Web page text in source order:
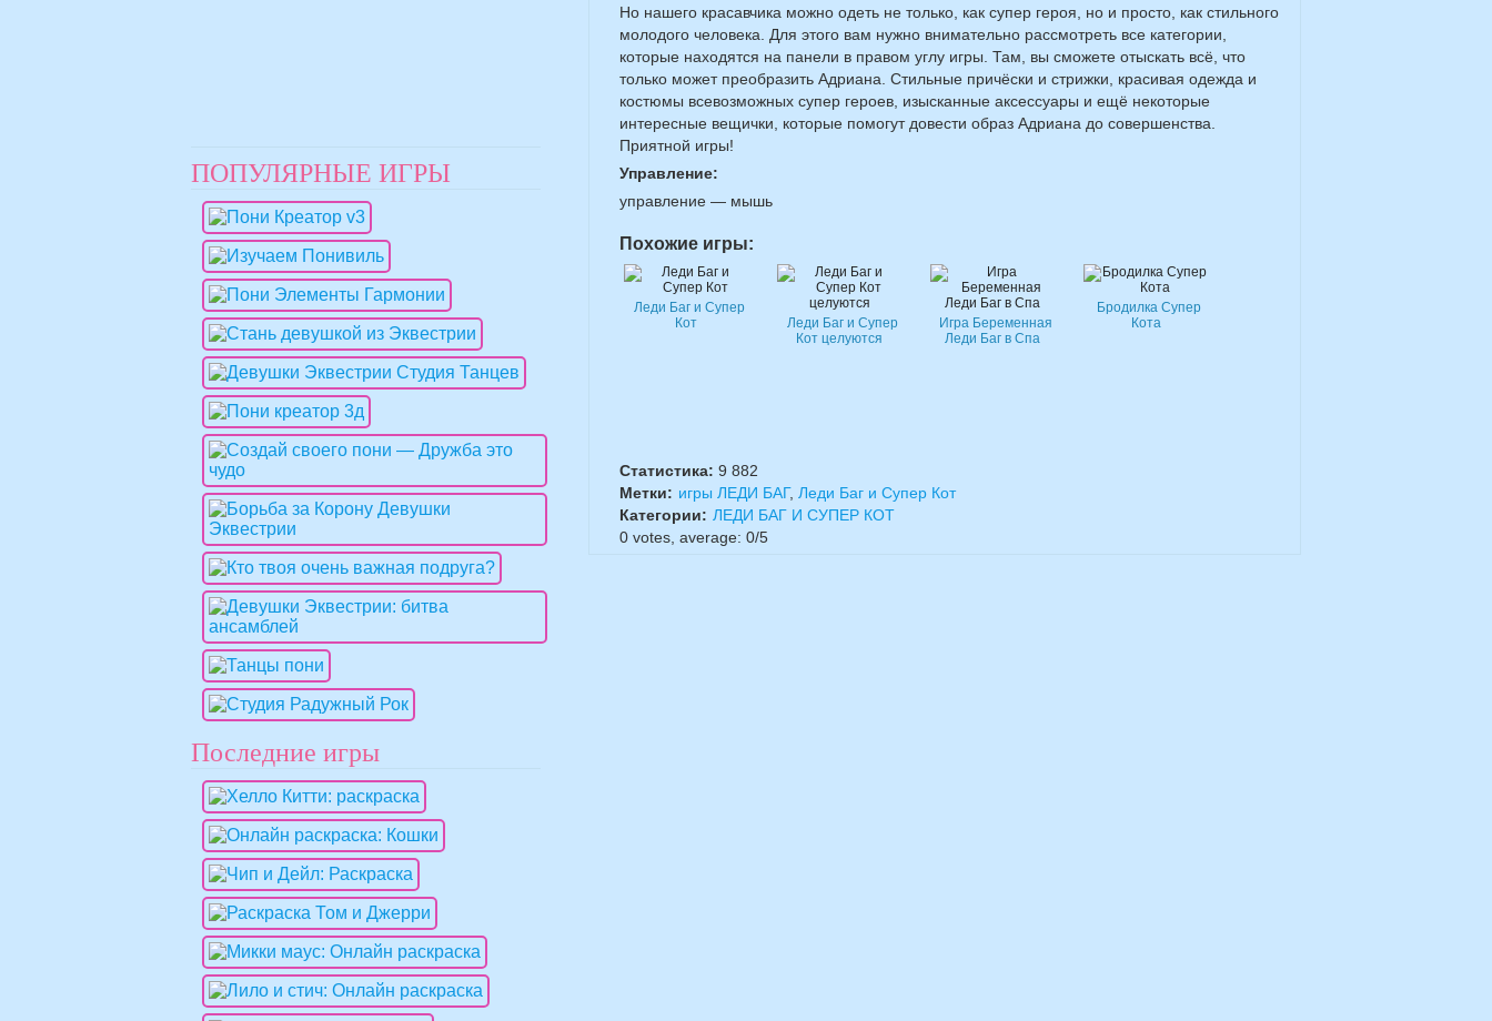
Но нашего красавчика можно одеть не только, как супер героя, но и просто, как стильного
молодого человека. Для этого вам нужно внимательно рассмотреть все категории,
которые находятся на панели в правом углу игры. Там, вы сможете отыскать всё, что
только может преобразить Адриана. Стильные причёски и стрижки, красивая одежда и
костюмы всевозможных супер героев, изысканные аксессуары и ещё некоторые
интересные вещички, которые помогут довести образ Адриана до совершенства.
Приятной игры!
Управление:
управление — мышь
Похожие игры:
Леди Баг и Супер
Кот
Леди Баг и Супер
Кот целуются
Игра Беременная
Леди Баг в Спа
Бродилка Супер
Кота
Статистика: 9 882
Метки: игры ЛЕДИ БАГ, Леди Баг и Супер Кот
Категории: ЛЕДИ БАГ И СУПЕР КОТ
0 votes, average: 0/5
ПОПУЛЯРНЫЕ ИГРЫ
Последние игры